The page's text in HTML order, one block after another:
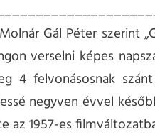
Gál Péter szerint
verselni képes
4 felvonásosnak
negyven évvel
az 1957-es